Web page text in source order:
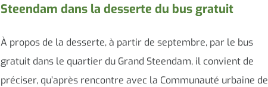
Steendam dans la desserte du bus gratuit
À propos de la desserte, à partir de septembre, par le bus
gratuit dans le quartier du Grand Steendam, il convient de
préciser, qu’après rencontre avec la Communauté urbaine de